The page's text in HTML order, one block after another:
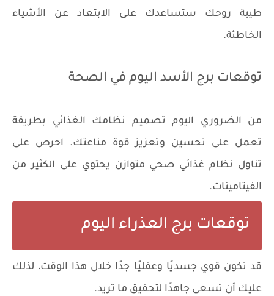
طيبة روحك ستساعدك على الابتعاد عن الأشياء
الخاطئة.
توقعات برج الأسد اليوم في الصحة
من الضروري اليوم تصميم نظامك الغذائي بطريقة
تعمل على تحسين وتعزيز قوة مناعتك. احرص على
تناول نظام غذائي صحي متوازن يحتوي على الكثير من
الفيتامينات.
توقعات برج العذراء اليوم
قد تكون قوي جسديًا وعقليًا جدًا خلال هذا الوقت، لذلك
عليك أن تسعى جاهدًا لتحقيق ما تريد.